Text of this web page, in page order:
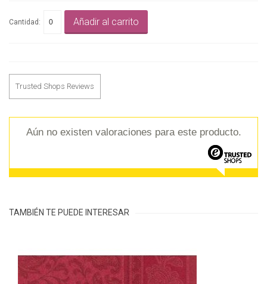
Cantidad: Añadir al carrito
Trusted Shops Reviews
Aún no existen valoraciones para este producto.
TAMBIÉN TE PUEDE INTERESAR